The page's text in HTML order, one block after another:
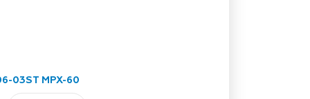
03ST MPX-60